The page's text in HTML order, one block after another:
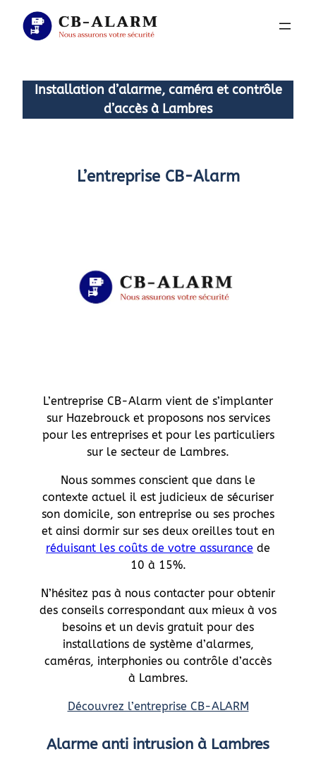
Aller
Installation d’alarme, caméra et contrôle
d’accès à Lambres
L’entreprise CB-Alarm
L’entreprise CB-Alarm vient de s’implanter
sur Hazebrouck et proposons nos services
pour les entreprises et pour les particuliers
sur le secteur de Lambres.
Nous sommes conscient que dans le
contexte actuel il est judicieux de sécuriser
son domicile, son entreprise ou ses proches
et ainsi dormir sur ses deux oreilles tout en
réduisant les coûts de votre assurance de
10 à 15%.
N’hésitez pas à nous contacter pour obtenir
des conseils correspondant aux mieux à vos
besoins et un devis gratuit pour des
installations de système d’alarmes,
caméras, interphonies ou contrôle d’accès
à Lambres.
Découvrez l’entreprise CB-ALARM
Alarme anti intrusion à Lambres